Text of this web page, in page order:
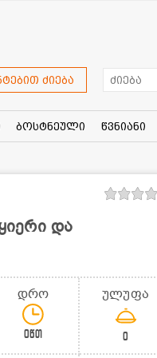
ძიება
ბოსტნეული წვნიანი
და
დრო
0წთ
ულუფა
0